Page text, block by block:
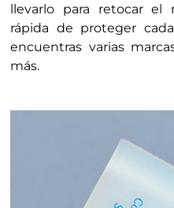
llevarlo para retocar el
rápida de proteger
encuentras varias
más.